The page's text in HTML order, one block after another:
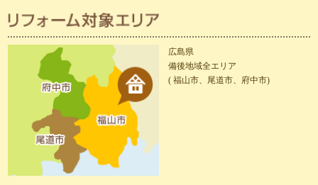
広島県
備後地域全エリア
( 福山市、尾道市、府中市)